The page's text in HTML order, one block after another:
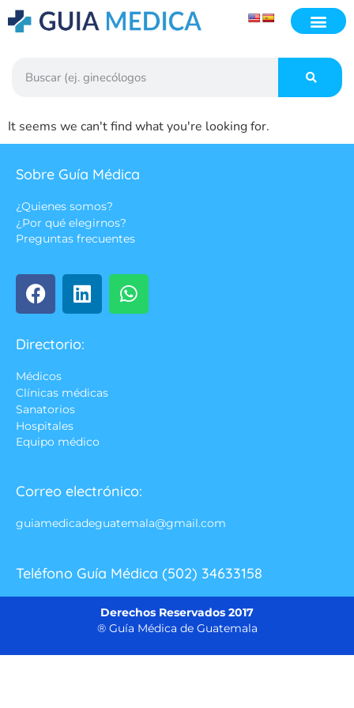
It seems we can't find what you're looking for.
Sobre Guía Médica
¿Quienes somos?
¿Por qué elegirnos?
Preguntas frecuentes
Directorio:
Médicos
Clínicas médicas
Sanatorios
Hospitales
Equipo médico
Correo electrónico:
guiamedicadeguatemala@gmail.com
Teléfono Guía Médica (502) 34633158
Derechos Reservados 2017
® Guía Médica de Guatemala